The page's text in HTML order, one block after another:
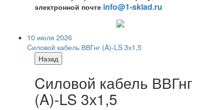
электронной почте info@1-sklad.ru
10 июля 2026
Cиловой кабель ВВГнг (A)-LS 3х1,5
Назад
Cиловой кабель ВВГнг
(A)-LS 3х1,5